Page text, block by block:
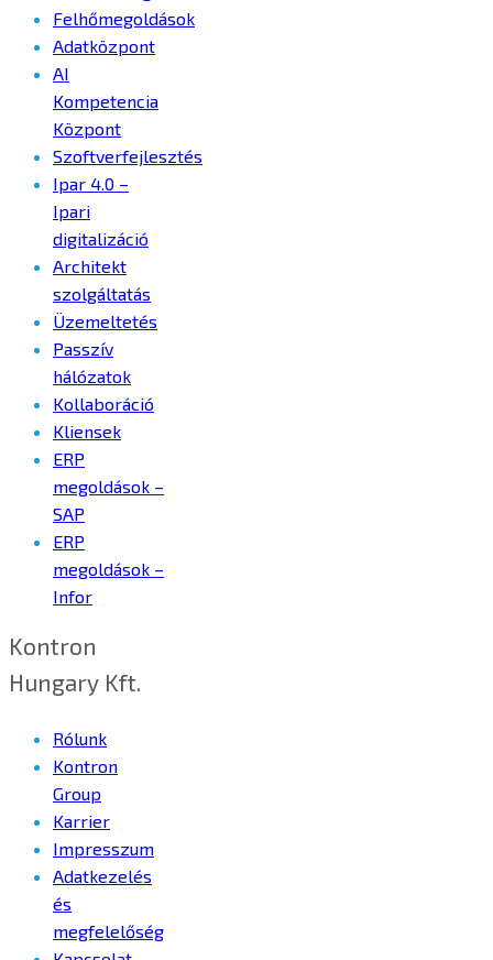
Felhőmegoldások
Adatközpont
AI
Kompetencia
Központ
Szoftverfejlesztés
Ipar 4.0 –
Ipari
digitalizáció
Architekt
szolgáltatás
Üzemeltetés
Passzív
hálózatok
Kollaboráció
Kliensek
ERP
megoldások –
SAP
ERP
megoldások –
Infor
Kontron
Hungary Kft.
Rólunk
Kontron
Group
Karrier
Impresszum
Adatkezelés
és
megfelelőség